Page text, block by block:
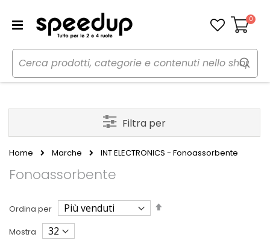
Carrello
0
Home Marche INT ELECTRONICS - Fonoassorbente
Fonoassorbente
Ordina per
Imposta
Mostra
Filtra per